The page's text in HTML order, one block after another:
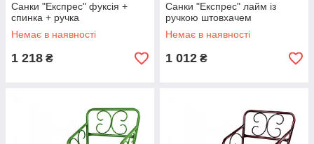
Санки "Експрес" фуксія +
спинка + ручка
Немає в наявності
1 218 ₴
Санки "Експрес" лайм із
ручкою штовхачем
Немає в наявності
1 012 ₴